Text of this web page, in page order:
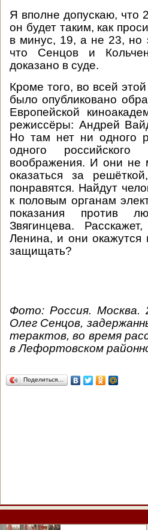
Я вполне допускаю, что
он будет таким, как
в минус, 19, а не 23, но
что Сенцов и
доказано в суде.
Кроме того, во всей
было опубликовано
Европейской
режиссёры: Андрей
Но там нет ни одного
одного
воображения. И они не
оказаться за
понравятся. Найдут
к половым органам
показания против
Звягинцева.
Ленина, и они окажутся
защищать?
Фото: Россия. Москва.
Олег Сенцов,
терактов, во время
в Лефортовском
Поделиться…